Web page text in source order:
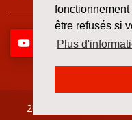
être refusés si
Plus
2026 ©